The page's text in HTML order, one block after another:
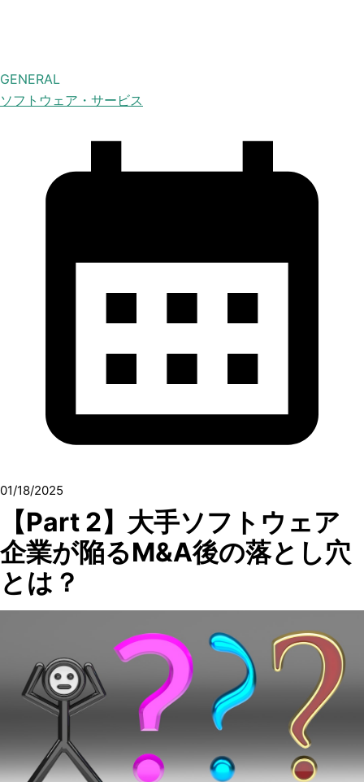
GENERAL
ソフトウェア・サービス
01/18/2025
【Part 2】大手ソフトウェア
企業が陥るM&A後の落とし穴
とは？